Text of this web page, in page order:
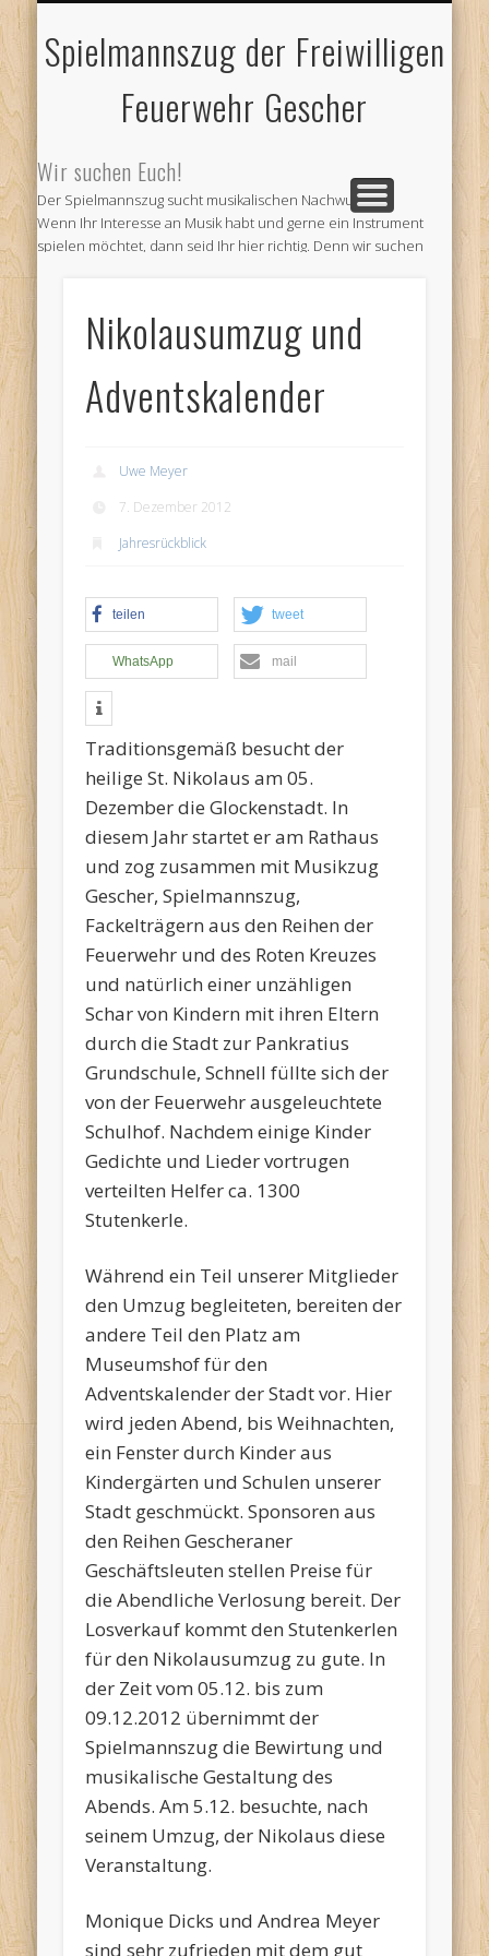
Spielmannszug der Freiwilligen
Feuerwehr Gescher
Wir suchen Euch!
Der Spielmannszug sucht musikalischen Nachwuchs!
Wenn Ihr Interesse an Musik habt und gerne ein Instrument
spielen möchtet, dann seid Ihr hier richtig. Denn wir suchen
Wir proben jeden ersten und dritten Montag im Monat ab 19
Uhr im Feuerwehr Gerätehaus am Venneweg in Gescher.
Andre Schepers (Email a.schepers@spielmannszug-
gescher.de)
Nikolausumzug und
Adventskalender
Uwe Meyer
7. Dezember 2012
Jahresrückblick
teilen tweet
WhatsApp mail
Traditionsgemäß besucht der
heilige St. Nikolaus am 05.
Dezember die Glockenstadt. In
diesem Jahr startet er am Rathaus
und zog zusammen mit Musikzug
Gescher, Spielmannszug,
Fackelträgern aus den Reihen der
Feuerwehr und des Roten Kreuzes
und natürlich einer unzähligen
Schar von Kindern mit ihren Eltern
durch die Stadt zur Pankratius
Grundschule, Schnell füllte sich der
von der Feuerwehr ausgeleuchtete
Schulhof. Nachdem einige Kinder
Gedichte und Lieder vortrugen
verteilten Helfer ca. 1300
Stutenkerle.
Während ein Teil unserer Mitglieder
den Umzug begleiteten, bereiten der
andere Teil den Platz am
Museumshof für den
Adventskalender der Stadt vor. Hier
wird jeden Abend, bis Weihnachten,
ein Fenster durch Kinder aus
Kindergärten und Schulen unserer
Stadt geschmückt. Sponsoren aus
den Reihen Gescheraner
Geschäftsleuten stellen Preise für
die Abendliche Verlosung bereit. Der
Losverkauf kommt den Stutenkerlen
für den Nikolausumzug zu gute. In
der Zeit vom 05.12. bis zum
09.12.2012 übernimmt der
Spielmannszug die Bewirtung und
musikalische Gestaltung des
Abends. Am 5.12. besuchte, nach
seinem Umzug, der Nikolaus diese
Veranstaltung.
Monique Dicks und Andrea Meyer
sind sehr zufrieden mit dem gut